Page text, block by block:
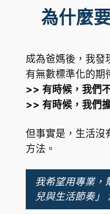
為什麼
成為爸媽後，我發
有無數標準化的期
>> 有時候，我們
>> 有時候，我們
但事實是，生活沒
方法。
我希望用專業，
兒與生活節奏」